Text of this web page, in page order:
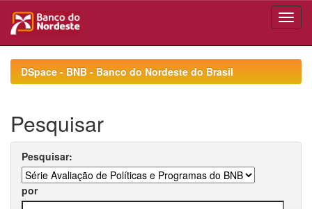
navigationDSpace - BNB - Banco do Nordeste do Brasil
Pesquisar
Pesquisar:
por